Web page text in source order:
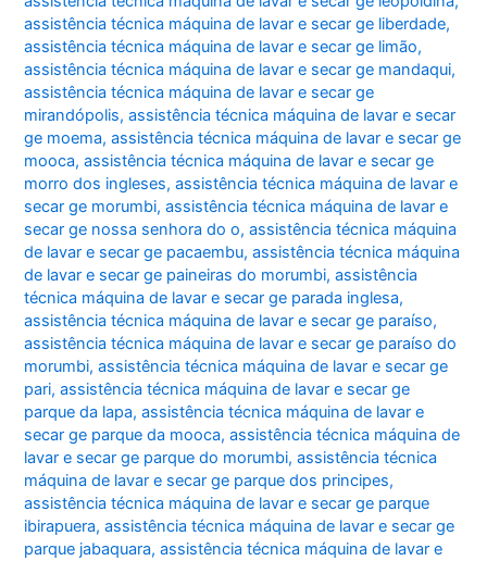
assistência técnica máquina de lavar e secar ge liberdade,
assistência técnica máquina de lavar e secar ge limão,
assistência técnica máquina de lavar e secar ge mandaqui,
assistência técnica máquina de lavar e secar ge
mirandópolis,assistência técnica máquina de lavar e secar
ge moema,assistência técnica máquina de lavar e secar ge
mooca,assistência técnica máquina de lavar e secar ge
morro dos ingleses,assistência técnica máquina de lavar e
secar ge morumbi,assistência técnica máquina de lavar e
secar ge nossa senhora do o,assistência técnica máquina
de lavar e secar ge pacaembu,assistência técnica máquina
de lavar e secar ge paineiras do morumbi,assistência
técnica máquina de lavar e secar ge parada inglesa,
assistência técnica máquina de lavar e secar ge paraíso,
assistência técnica máquina de lavar e secar ge paraíso do
morumbi,assistência técnica máquina de lavar e secar ge
pari,assistência técnica máquina de lavar e secar ge
parque da lapa,assistência técnica máquina de lavar e
secar ge parque da mooca,assistência técnica máquina de
lavar e secar ge parque do morumbi,assistência técnica
máquina de lavar e secar ge parque dos principes,
assistência técnica máquina de lavar e secar ge parque
ibirapuera,assistência técnica máquina de lavar e secar ge
parque jabaquara,assistência técnica máquina de lavar e